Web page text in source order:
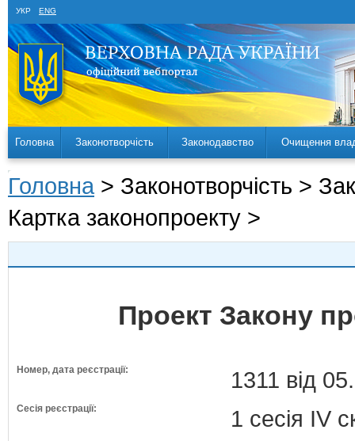
УКР ENG
Головна Законотворчість Законодавство Очищення
Головна > Законотворчість >
Картка законопроекту >
Проект Закону
Номер, дата реєстрації: 1311 від
Сесія реєстрації: 1 сесія IV